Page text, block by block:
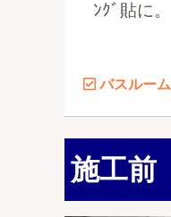
ﾝｸﾞ貼に。
バスルーム
施工前